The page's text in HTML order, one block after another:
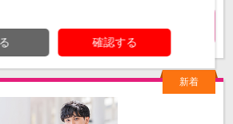
求人詳細を見る
確認する